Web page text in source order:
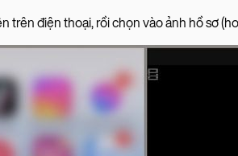
trên điện thoại, rồi chọn vào ảnh hồ sơ